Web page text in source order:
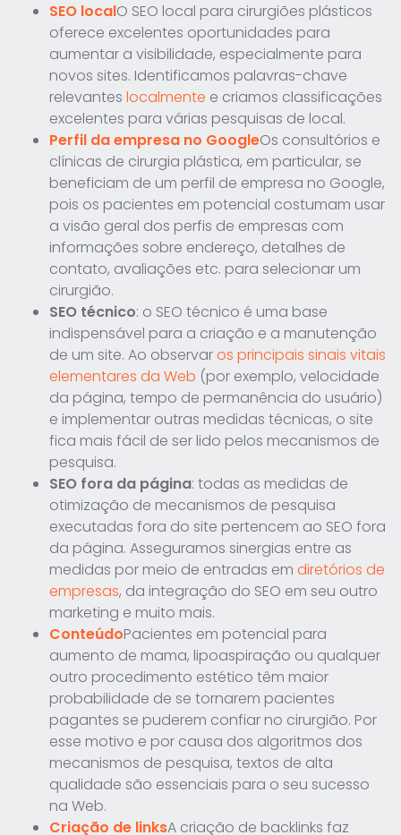
SEO localO SEO local para cirurgiões plásticos
oferece excelentes oportunidades para
aumentar a visibilidade, especialmente para
novos sites. Identificamos palavras-chave
relevantes localmente e criamos classificações
excelentes para várias pesquisas de local.
Perfil da empresa no GoogleOs consultórios e
clínicas de cirurgia plástica, em particular, se
beneficiam de um perfil de empresa no Google,
pois os pacientes em potencial costumam usar
a visão geral dos perfis de empresas com
informações sobre endereço, detalhes de
contato, avaliações etc. para selecionar um
cirurgião.
SEO técnico: o SEO técnico é uma base
indispensável para a criação e a manutenção
de um site. Ao observaros principais sinais vitais
elementares da Web (por exemplo, velocidade
da página, tempo de permanência do usuário)
e implementar outras medidas técnicas, o site
fica mais fácil de ser lido pelos mecanismos de
pesquisa.
SEO fora da página: todas as medidas de
otimização de mecanismos de pesquisa
executadas fora do site pertencem ao SEO fora
da página. Asseguramos sinergias entre as
medidas por meio de entradas em diretórios de
empresas, da integração do SEO em seu outro
marketing e muito mais.
ConteúdoPacientes em potencial para
aumento de mama, lipoaspiração ou qualquer
outro procedimento estético têm maior
probabilidade de se tornarem pacientes
pagantes se puderem confiar no cirurgião. Por
esse motivo e por causa dos algoritmos dos
mecanismos de pesquisa, textos de alta
qualidade são essenciais para o seu sucesso
na Web.
Criação de linksA criação de backlinks faz